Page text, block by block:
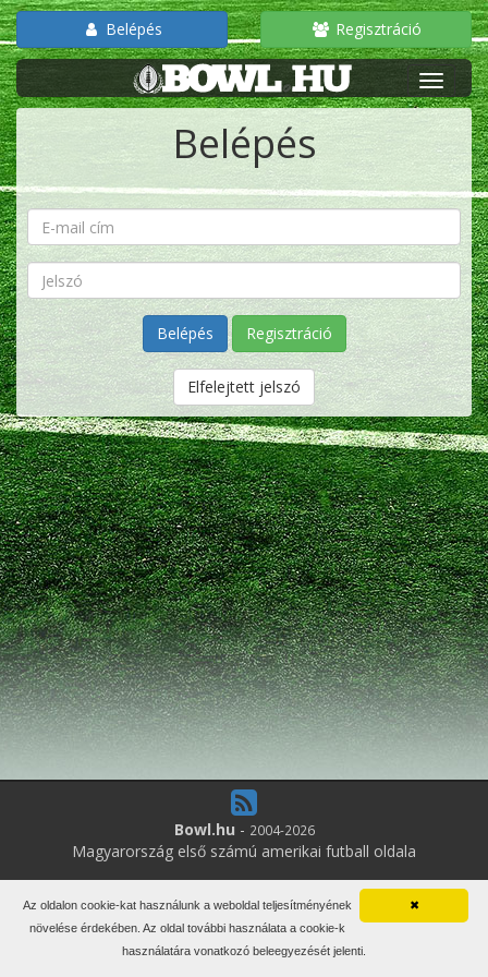
Belépés Regisztráció
Belépés
Regisztráció
Elfelejtett jelszó
Bowl.hu - 2004-2026
Magyarország első számú amerikai futball oldala
3
online felhasználó
Minden jog fenntartva. Írott anyagok újraközlése csak a szerző
engedélyével.
Impresszum
✖
Az oldalon cookie-kat használunk a weboldal teljesítményének
növelése érdekében. Az oldal további használata a cookie-k
használatára vonatkozó beleegyezését jelenti.